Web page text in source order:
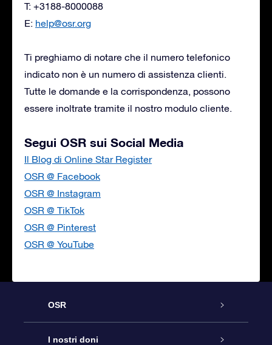
T: +3188-8000088
E: help@osr.org
Ti preghiamo di notare che il numero telefonico
indicato non è un numero di assistenza clienti.
Tutte le domande e la corrispondenza, possono
essere inoltrate tramite il nostro modulo cliente.
Segui OSR sui Social Media
Il Blog di Online Star Register
OSR @ Facebook
OSR @ Instagram
OSR @ TikTok
OSR @ Pinterest
OSR @ YouTube
OSR
Assistenza
I nostri doni